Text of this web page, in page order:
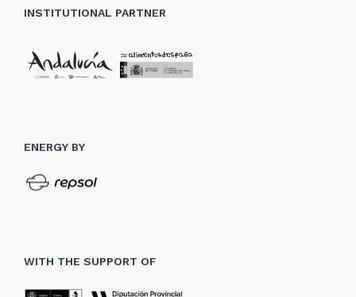
INSTITUTIONAL PARTNER
ENERGY BY
WITH THE SUPPORT OF